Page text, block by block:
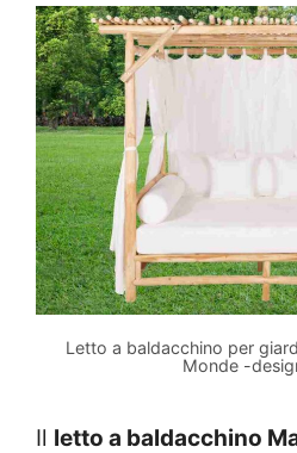
Letto a baldacchino per
Monde -
Il letto a baldacchino